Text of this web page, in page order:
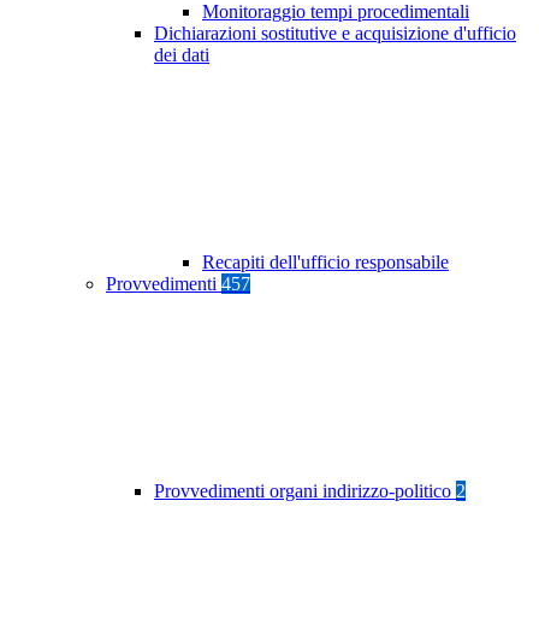
Monitoraggio tempi procedimentali
Dichiarazioni sostitutive e acquisizione d'ufficio
dei dati
Recapiti dell'ufficio responsabile
Provvedimenti 457
Provvedimenti organi indirizzo-politico 2